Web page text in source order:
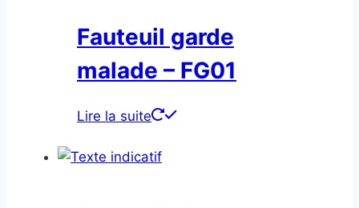
Fauteuil garde
malade – FG01
Lire la suite